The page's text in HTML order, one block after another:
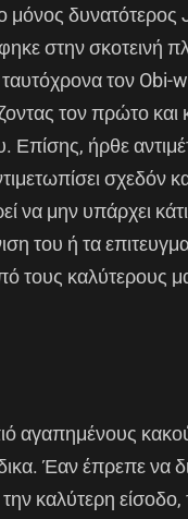
μόνος δυνατότερος
στην σκοτεινή
ταυτόχρονα τον Obi-
τον πρώτο και
Επίσης, ήρθε
σχεδόν
να μην υπάρχει
του ή τα
τους καλύτερους
αγαπημένους
Έαν έπρεπε να
καλύτερη είσοδο,